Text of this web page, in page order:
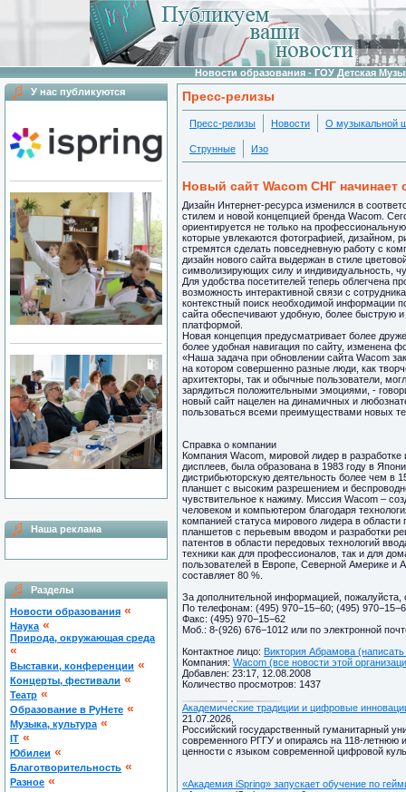
Новости образования - ГОУ Детская
У нас публикуются
Наша реклама
Разделы
Новости образования «
Наука «
Природа, окружающая среда
«
Выставки, конференции «
Концерты, фестивали «
Театр «
Образование в РуНете «
Музыка, культура «
IT «
Юбилеи «
Благотворительность «
Разное «
Пресс-релизы
Пресс-релизы Новости О музыкальной
Струнные Изо
Новый cайт Wacom СНГ начинает
Дизайн Интернет-ресурса изменился в
стилем и новой концепцией бренда Wacom.
ориентируется не только на
которые увлекаются фотографией, дизайном,
стремятся сделать повседневную работу с
дизайн нового сайта выдержан в стиле
символизирующих силу и индивидуальность,
Для удобства посетителей теперь облегчена
возможность интерактивной связи с
контекстный поиск необходимой информации
сайта обеспечивают удобную, более быструю
платформой.
Новая концепция предусматривает более
более удобная навигация по сайту, изменена
«Наша задача при обновлении сайта Wacom
на котором совершенно разные люди, как
архитекторы, так и обычные пользователи,
зарядиться положительными эмоциями, -
новый сайт нацелен на динамичных и
пользоваться всеми преимуществами новых
Справка о компании
Компания Wacom, мировой лидер в
дисплеев, была образована в 1983 году в
дистрибьюторскую деятельность более чем в
планшет с высоким разрешением и
чувствительное к нажиму. Миссия Wacom –
человеком и компьютером благодаря
компанией статуса мирового лидера в
планшетов с перьевым вводом и разработки
патентов в области передовых технологий
техники как для профессионалов, так и для
пользователей в Европе, Северной Америке и
составляет 80 %.
За дополнительной информацией,
По телефонам: (495) 970−15−60; (495)
Факс: (495) 970−15−62
Моб.: 8-(926) 676−1012 или по электронной
Контактное лицо: Виктория Абрамова
Компания: Wacom (все новости этой
Добавлен: 23:17, 12.08.2008
Количество просмотров: 1437
Академические традиции и цифровые
21.07.2026,
Российский государственный гуманитарный
современного РГГУ и опираясь на 118-летнюю
ценности с языком современной цифровой
«Академия iSpring» запускает обучение по